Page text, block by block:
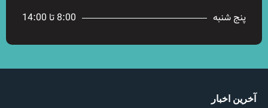
پنج شنبه
8:00 تا 14:00
آخرین اخبار